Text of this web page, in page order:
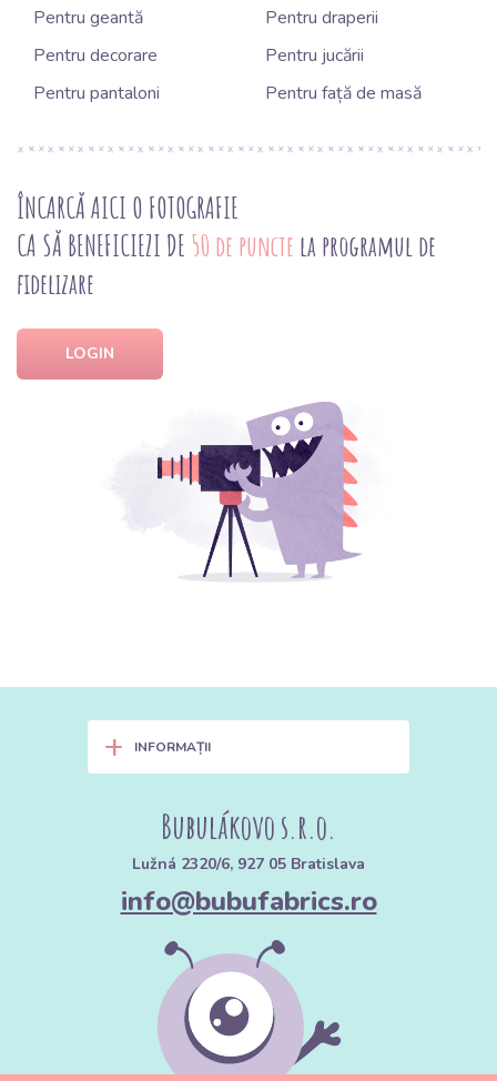
Pentru geantă
Pentru draperii
Pentru decorare
Pentru jucării
Pentru pantaloni
Pentru față de masă
ÎNCARCĂ AICI O FOTOGRAFIE
CA SĂ BENEFICIEZI DE 50 de puncte la programul de
fidelizare
LOGIN
+ INFORMAȚII
Bubulákovo s.r.o.
Lužná 2320/6, 927 05 Bratislava
info@bubufabrics.ro